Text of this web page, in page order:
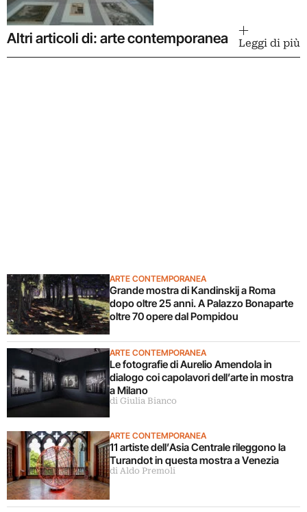
Altri articoli di: arte contemporanea Leggi di più
ARTE CONTEMPORANEA
Grande mostra di Kandinskij a Roma
dopo oltre 25 anni. A Palazzo Bonaparte
oltre 70 opere dal Pompidou
ARTE CONTEMPORANEA
Le fotografie di Aurelio Amendola in
dialogo coi capolavori dell’arte in mostra
a Milano
di Giulia Bianco
ARTE CONTEMPORANEA
11 artiste dell’Asia Centrale rileggono la
Turandot in questa mostra a Venezia
di Aldo Premoli